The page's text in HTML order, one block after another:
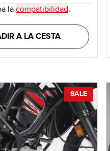
la compatibilidad.
A LA CESTA
SALE